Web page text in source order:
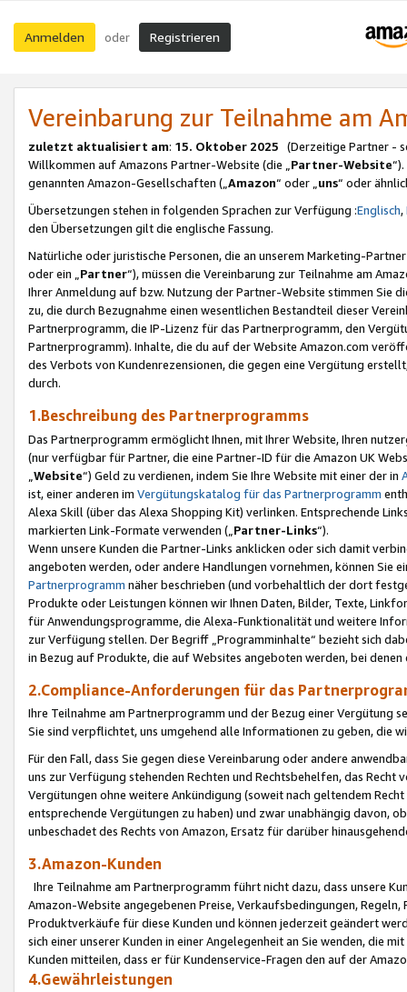
Anmelden oder Registrieren
Vereinbarung zur Teilnahme am
zuletzt aktualisiert am: 15. Oktober 2025 (Derzeitige Partner -
Willkommen auf Amazons Partner-Website (die „Partner-Website
genannten Amazon-Gesellschaften („Amazon“ oder „uns“ oder
Übersetzungen stehen in folgenden Sprachen zur Verfügung :Englisch,
den Übersetzungen gilt die englische Fassung.
Natürliche oder juristische Personen, die an unserem Marketing-
oder ein „Partner“), müssen die Vereinbarung zur Teilnahme am
Ihrer Anmeldung auf bzw. Nutzung der Partner-Website stimmen Sie
zu, die durch Bezugnahme einen wesentlichen Bestandteil dieser
Partnerprogramm, die IP-Lizenz für das Partnerprogramm, den
Partnerprogramm). Inhalte, die du auf der Website Amazon.com
des Verbots von Kundenrezensionen, die gegen eine Vergütung
durch.
1.Beschreibung des Partnerprogramms
Das Partnerprogramm ermöglicht Ihnen, mit Ihrer Website, Ihren
(nur verfügbar für Partner, die eine Partner-ID für die Amazon UK
Website“) Geld zu verdienen, indem Sie Ihre Website mit einer der in
ist, einer anderen im Vergütungskatalog für das Partnerprogramm
Alexa Skill (über das Alexa Shopping Kit) verlinken. Entsprechende
markierten Link-Formate verwenden („ Partner-Links“).
Wenn unsere Kunden die Partner-Links anklicken oder sich damit
angeboten werden, oder andere Handlungen vornehmen, können Sie
Partnerprogramm näher beschrieben (und vorbehaltlich der dort
Produkte oder Leistungen können wir Ihnen Daten, Bilder, Texte,
für Anwendungsprogramme, die Alexa-Funktionalität und weitere
zur Verfügung stellen. Der Begriff „Programminhalte“ bezieht sich
in Bezug auf Produkte, die auf Websites angeboten werden, bei
2.Compliance-Anforderungen für das
Ihre Teilnahme am Partnerprogramm und der Bezug einer Vergütung
Sie sind verpflichtet, uns umgehend alle Informationen zu geben, die
Für den Fall, dass Sie gegen diese Vereinbarung oder andere
uns zur Verfügung stehenden Rechten und Rechtsbehelfen, das
Vergütungen ohne weitere Ankündigung (soweit nach geltendem
entsprechende Vergütungen zu haben) und zwar unabhängig davon,
unbeschadet des Rechts von Amazon, Ersatz für darüber
3.Amazon-Kunden
Ihre Teilnahme am Partnerprogramm führt nicht dazu, dass unsere
Amazon-Website angegebenen Preise, Verkaufsbedingungen,
Produktverkäufe für diese Kunden und können jederzeit geändert
sich einer unserer Kunden in einer Angelegenheit an Sie wenden, die
Kunden mitteilen, dass er für Kundenservice-Fragen den auf der
4.Gewährleistungen